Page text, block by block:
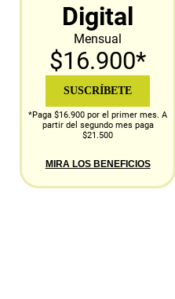
Digital
Mensual
$16.900*
SUSCRÍBETE
*Paga $16.900 por el primer mes. A
partir del segundo mes paga
$21.500
MIRA LOS BENEFICIOS